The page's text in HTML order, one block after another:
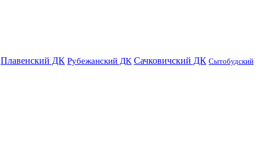
Плавенский ДК Рубежанский ДК Сачковичский ДК Сытобудский